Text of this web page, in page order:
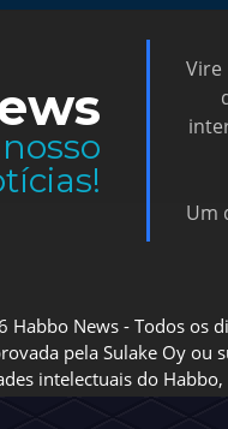
Vire
Um
News - Todos os
pela Sulake Oy ou
intelectuais do